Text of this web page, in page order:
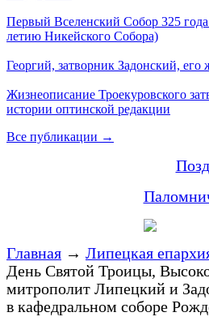
Первый Вселенский Собор 325
летию Никейского Собора)
Георгий, затворник Задонский,
Жизнеописание Троекуровского
истории оптинской редакции
Все публикации →
Главная → Липецкая
День Святой Троицы,
митрополит Липецкий и
в кафедральном соборе